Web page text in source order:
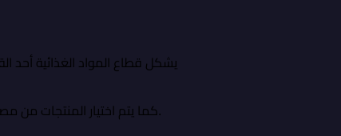
يشكل قطاع المواد الغذائية أحد
كما يتم اختيار المنتجات من مصادر موثوقة تلتزم بمعايير الجودة والسلامة الغذائية. وبذلك تحافظ الشركة على مستوى عالٍ من الثقة لدى عملائها.